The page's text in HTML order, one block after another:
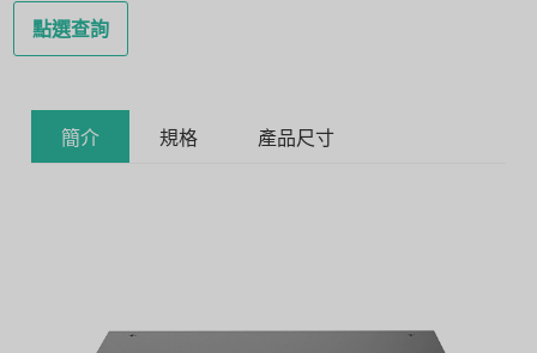
點選查詢
簡介 規格 產品尺寸